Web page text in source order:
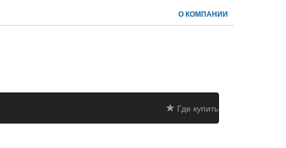
О КОМПАНИИ
Где купить